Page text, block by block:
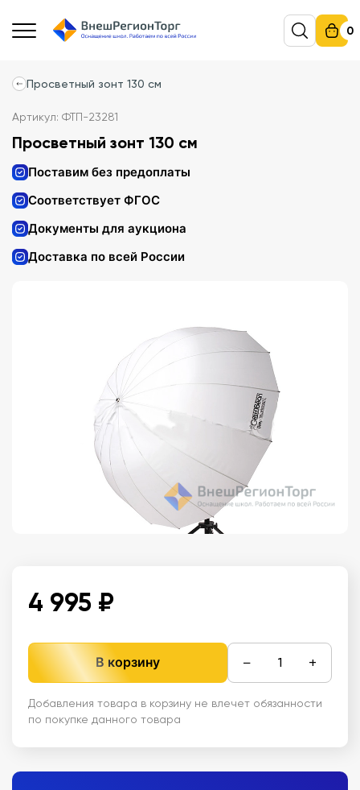
0
Просветный зонт 130 см
Артикул: ФТП-23281
Просветный зонт 130 см
Поставим без предоплаты
Соответствует ФГОС
Документы для аукциона
Доставка по всей России
4 995 ₽
В корзину − +
Добавления товара в корзину не влечет обязанности
по покупке данного товара